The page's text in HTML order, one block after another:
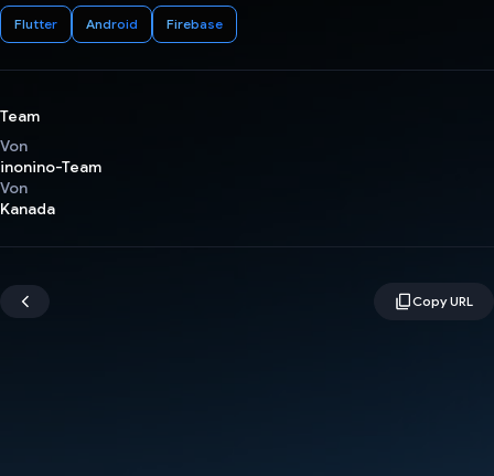
Flutter Android Firebase
Team
Von
inonino-Team
Von
Kanada